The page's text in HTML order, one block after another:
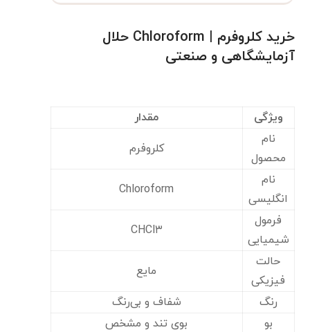
خرید کلروفرم | Chloroform حلال
آزمایشگاهی و صنعتی
ویژگی
مقدار
نام
محصول
کلروفرم
نام
انگلیسی
Chloroform
فرمول
شیمیایی
CHCl۳
حالت
فیزیکی
مایع
رنگ
شفاف و بی‌رنگ
بو
بوی تند و مشخص